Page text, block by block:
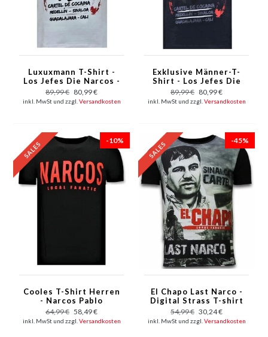
Luxuxmann T-Shirt -
Los Jefes Die Narcos -
White
89,99 € 80,99 €
inkl. MwSt und zzgl. Versandkosten
Exklusive Männer-T-
Shirt - Los Jefes Die
Narcos - Blau
89,99 € 80,99 €
inkl. MwSt und zzgl. Versandkosten
-10%
Cooles T-Shirt Herren
- Narcos Pablo
Escobar - Schwarz
64,99 € 58,49 €
inkl. MwSt und zzgl. Versandkosten
-45%
El Chapo Last Narco -
Digital Strass T-shirt
- Schwarz
54,99 € 30,24 €
inkl. MwSt und zzgl. Versandkosten